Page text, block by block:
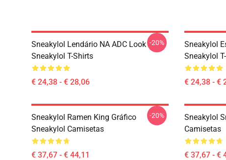
Sneakylol Lendário NA ADC Look
Sneakylol T-Shirts
€ 24,38 - € 28,06
-20%
Sneakylol
Sneakylol
€ 24,38 - €
Sneakylol Ramen King Gráfico
Sneakylol Camisetas
€ 37,67 - € 44,11
-20%
Sneakylol
Camisetas
€ 37,67 - €